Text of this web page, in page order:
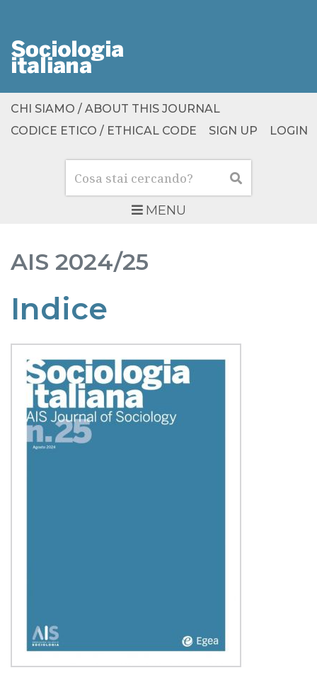
MENU
Cerca Cerca
CHI SIAMO / ABOUT THIS JOURNAL
CODICE ETICO / ETHICAL CODE
SIGN UP LOGIN
AIS 2024/25
Indice